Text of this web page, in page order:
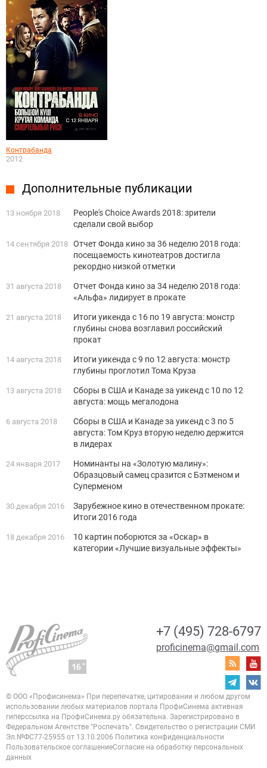
Контрабанда
2012
Дополнительные публикации
13 ноября 2018
People's Choice Awards 2018: зрители
сделали свой выбор
14 сентября 2018 Отчет Фонда кино за 36 неделю 2018 года:
посещаемость кинотеатров достигла
рекордно низкой отметки
31 августа 2018
Отчет Фонда кино за 34 неделю 2018 года:
«Альфа» лидирует в прокате
21 августа 2018
Итоги уикенда с 16 по 19 августа: монстр
глубины снова возглавил российский
прокат
14 августа 2018
Итоги уикенда с 9 по 12 августа: монстр
глубины проглотил Тома Круза
13 августа 2018
Сборы в США и Канаде за уикенд с 10 по 12
августа: мощь мегалодона
6 августа 2018
Сборы в США и Канаде за уикенд с 3 по 5
августа: Том Круз вторую неделю держится
в лидерах
24 января 2017
Номинанты на «Золотую малину»:
Образцовый самец сразится с Бэтменом и
Суперменом
30 декабря 2016
Зарубежное кино в отечественном прокате:
Итоги 2016 года
18 декабря 2016
10 картин поборются за «Оскар» в
категории «Лучшие визуальные эффекты»
+7 (495) 728-6797
proficinema@gmail.com
© ООО «Профисинема» При перепечатке, цитировании и любом другом
использовании любых материалов портала ПрофиСинема активная
гиперссылка на ПрофиСинема.ру обязательна. Зарегистрировано в
Федеральном Агентстве "Роспечать". Свидетельство о регистрации СМИ
Эл.№ФС77-25955 от 13.10.2006 Политика конфиденциальности
Пользовательское соглашениеСогласие на обработку персональных
данных